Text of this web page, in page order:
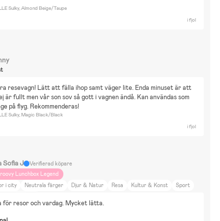
Sulky, Almond Beige/Taupe
i fjol
resevagn! Lätt att fälla ihop samt väger lite. Enda minuset är att
är fullt men vår son sov så gott i vagnen ändå. Kan användas som
på flyg. Rekommenderas!
Sulky, Magic Black/Black
i fjol
Sofia J
Verifierad köpare
Lunchbox Legend
i city
Neutrala färger Djur & Natur Resa Kultur & Konst
Sport
för resor och vardag. Mycket lätta.